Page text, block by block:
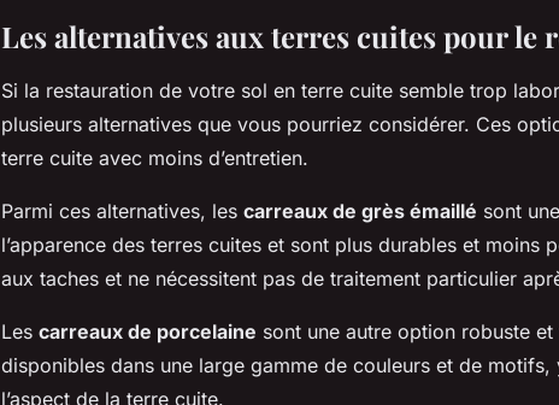
Les alternatives aux terres cuites pour le
Si la restauration de votre sol en terre cuite semble trop
plusieurs alternatives que vous pourriez considérer. Ces
terre cuite avec moins d’entretien.
Parmi ces alternatives, les carreaux de grès émaillé sont
l’apparence des terres cuites et sont plus durables et moins
aux taches et ne nécessitent pas de traitement particulier
Les carreaux de porcelaine sont une autre option robuste
disponibles dans une large gamme de couleurs et de
l’aspect de la terre cuite.